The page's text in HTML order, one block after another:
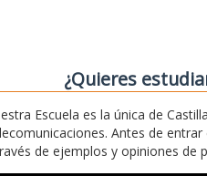
¿Quieres
Escuela es la única de
Antes de
de ejemplos y opiniones de